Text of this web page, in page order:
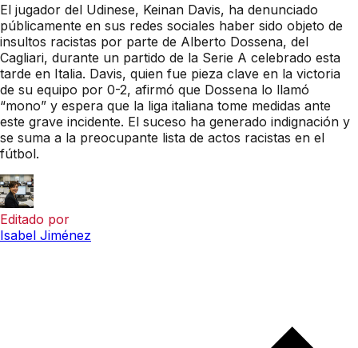
El jugador del Udinese, Keinan Davis, ha denunciado
públicamente en sus redes sociales haber sido objeto de
insultos racistas por parte de Alberto Dossena, del
Cagliari, durante un partido de la Serie A celebrado esta
tarde en Italia. Davis, quien fue pieza clave en la victoria
de su equipo por 0-2, afirmó que Dossena lo llamó
“mono” y espera que la liga italiana tome medidas ante
este grave incidente. El suceso ha generado indignación y
se suma a la preocupante lista de actos racistas en el
fútbol.
Editado por
Isabel Jiménez